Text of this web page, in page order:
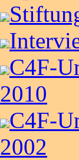
C4F-
2010
C4F-
2002